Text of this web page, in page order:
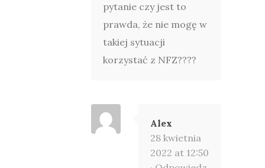
pytanie czy jest to
prawda, że nie mogę w
takiej sytuacji
korzystać z NFZ????
Alex
28 kwietnia
2022 at 12:50